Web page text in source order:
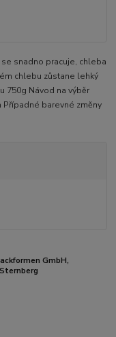
snadno pracuje, chleba
chlebu zůstane lehký
750g Návod na výběr
Případné barevné změny
GmbH,